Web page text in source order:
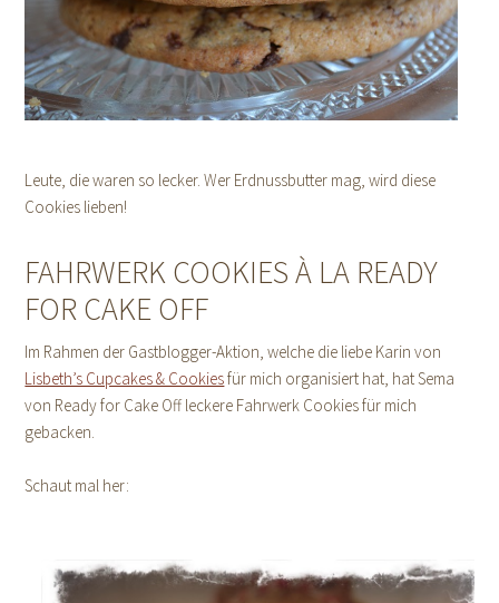
Leute, die waren so lecker. Wer Erdnussbutter mag, wird diese
Cookies lieben!
FAHRWERK COOKIES À LA READY
FOR CAKE OFF
Im Rahmen der Gastblogger-Aktion, welche die liebe Karin von
Lisbeth’s Cupcakes & Cookiesfür mich organisiert hat, hat Sema
von Ready for Cake Off leckere Fahrwerk Cookies für mich
gebacken.
Schaut mal her: